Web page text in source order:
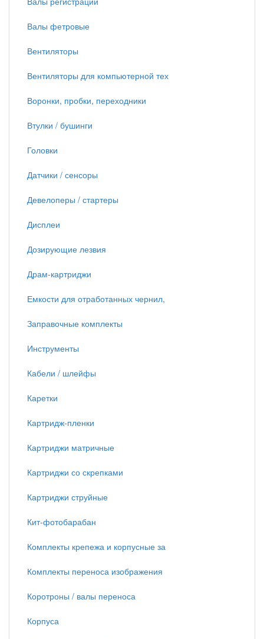
Валы фетровые
Вентиляторы
Вентиляторы для компьютерной тех
Воронки, пробки, переходники
Втулки / бушинги
Головки
Датчики / сенсоры
Девелоперы / стартеры
Дисплеи
Дозирующие лезвия
Драм-картриджи
Емкости для отработанных чернил,
Заправочные комплекты
Инструменты
Кабели / шлейфы
Каретки
Картридж-пленки
Картриджи матричные
Картриджи со скрепками
Картриджи струйные
Кит-фотобарабан
Комплекты крепежа и корпусные за
Комплекты переноса изображения
Коротроны / валы переноса
Корпуса